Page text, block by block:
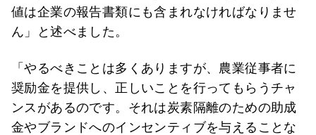
値は企業の報告書類にも含まれなければなりませ
ん」と述べました。
「やるべきことは多くありますが、農業従事者に
奨励金を提供し、正しいことを行ってもらうチャ
ンスがあるのです。それは炭素隔離のための助成
金やブランドへのインセンティブを与えることな